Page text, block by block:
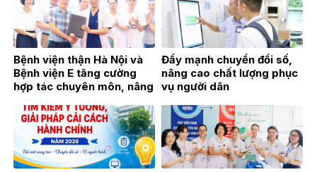
Bệnh viện thận Hà Nội và
Bệnh viện E tăng cường
hợp tác chuyên môn, nâng
chữa bệnh
Đẩy mạnh chuyển đổi số,
nâng cao chất lượng phục
vụ người dân